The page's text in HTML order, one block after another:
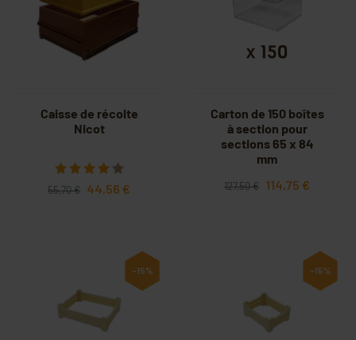
Caisse de récolte
Nicot
55,70 € 44,56 €
Carton de 150 boîtes
à section pour
sections 65 x 84
mm
127,50 € 114,75 €
-15% -15%